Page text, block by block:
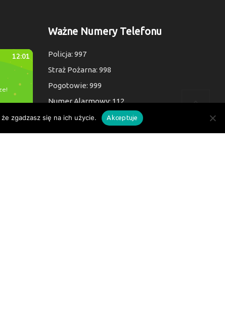
Ważne Numery Telefonu
Policja: 997
Straż Pożarna: 998
Pogotowie: 999
Numer Alarmowy: 112
zgadzasz się na ich użycie. Akceptuje